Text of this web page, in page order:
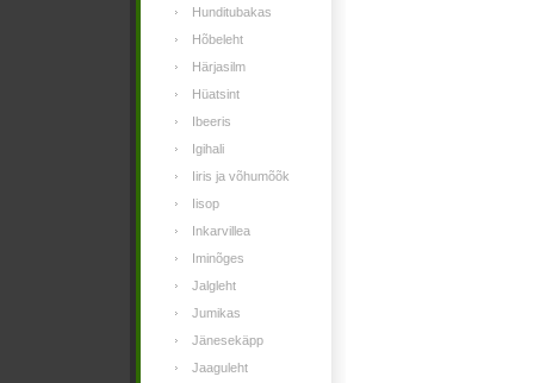
Hunditubakas
Hõbeleht
Härjasilm
Hüatsint
Ibeeris
Igihali
Iiris ja võhumõõk
Iisop
Inkarvillea
Iminõges
Jalgleht
Jumikas
Jänesekäpp
Jaaguleht